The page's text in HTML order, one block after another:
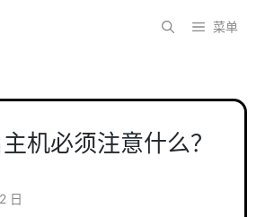
菜单
机必须注意什么？
日